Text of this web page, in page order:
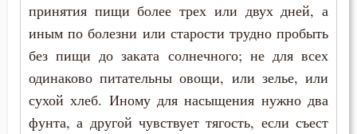
принятия пищи более трех или двух дней, а
иным по болезни или старости трудно пробыть
без пищи до заката солнечного; не для всех
одинаково питательны овощи, или зелье, или
сухой хлеб. Иному для насыщения нужно два
фунта, а другой чувствует тягость, если съест